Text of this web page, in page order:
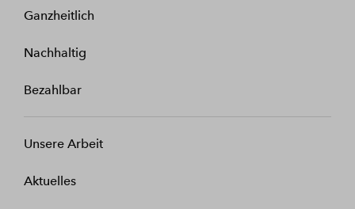
Ganzheitlich
Nachhaltig
Bezahlbar
Unsere Arbeit
Aktuelles